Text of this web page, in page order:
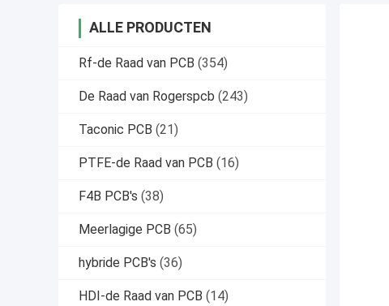
ALLE PRODUCTEN
Rf-de Raad van PCB (354)
De Raad van Rogerspcb (243)
Taconic PCB (21)
PTFE-de Raad van PCB (16)
F4B PCB's (38)
Meerlagige PCB (65)
hybride PCB's (36)
HDI-de Raad van PCB (14)